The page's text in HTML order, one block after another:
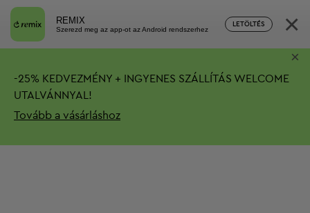
REMIX
Szerezd meg az app-ot az Android rendszerhez
LETÖLTÉS ×
-25% KEDVEZMÉNY + INGYENES SZÁLLÍTÁS WELCOME
UTALVÁNNYAL!
Tovább a vásárláshoz
×